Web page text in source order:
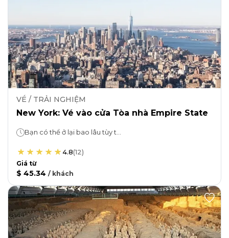
VÉ / TRẢI NGHIỆM
New York: Vé vào cửa Tòa nhà Empire State
4.8(12)
Giá từ
$ 45.34 / khách